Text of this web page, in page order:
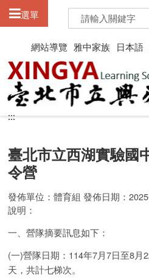
網站導覽 雅中家族 日本語
選單
:::
:::
臺北市立西湖實驗國
令營
發佈單位：體育組 發佈日期：
說明：
一、營隊摘要訊息如下：
(一)營隊日期：114年7月7日至8月
天，共計七梯次。